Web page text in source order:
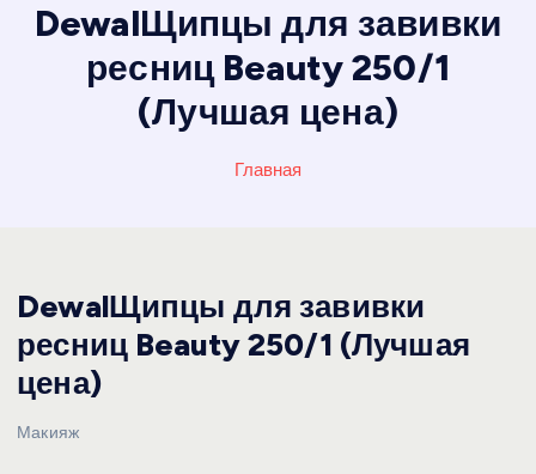
DewalЩипцы для завивки
ресниц Beauty 250/1
(Лучшая цена)
Главная
DewalЩипцы для завивки
ресниц Beauty 250/1 (Лучшая
цена)
Макияж